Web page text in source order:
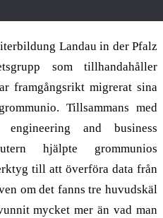
Landau in der Pfalz
som tillhandahåller
framgångsrikt migrerat sina
Tillsammans med
engineering and business
hjälpte grommunios
till att överföra data från
om det fanns tre huvudskäl
mycket mer än vad man